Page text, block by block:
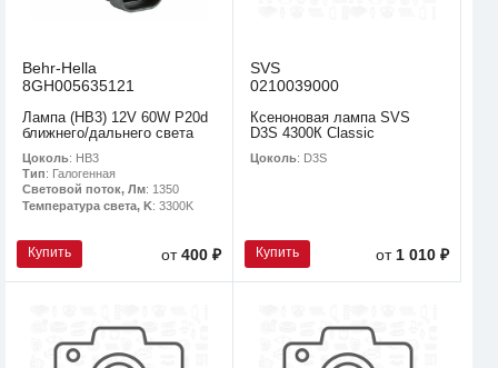
Behr-Hella
8GH005635121
Лампа (HB3) 12V 60W P20d
ближнего/дальнего света
Цоколь: HB3
Тип: Галогенная
Световой поток, Лм: 1350
Температура света, K: 3300K
Купить от400 ₽
SVS
0210039000
Ксеноновая лампа SVS
D3S 4300К Classic
Цоколь: D3S
Купить от1 010 ₽